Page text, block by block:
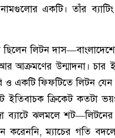
নামগুলোর একটি। তাঁর
লিটন
আক্রমণের উন্মাদনা। চার
ও একটি ফিফটিতে লিটন
ইতিবাচক ক্রিকেট
ঝলমলে শট—লিটনের
করেননি, ম্যাচের গতি